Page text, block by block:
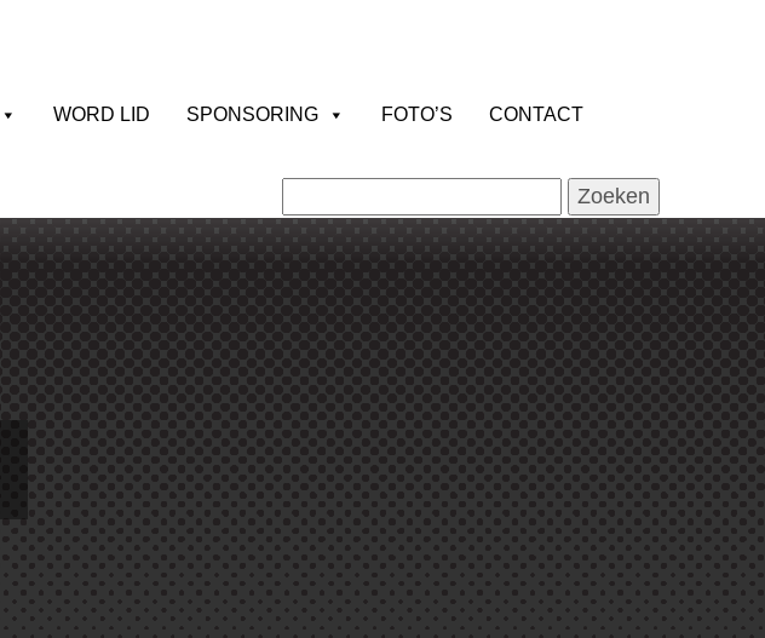
WORD LID SPONSORING FOTO’S CONTACT
naar: